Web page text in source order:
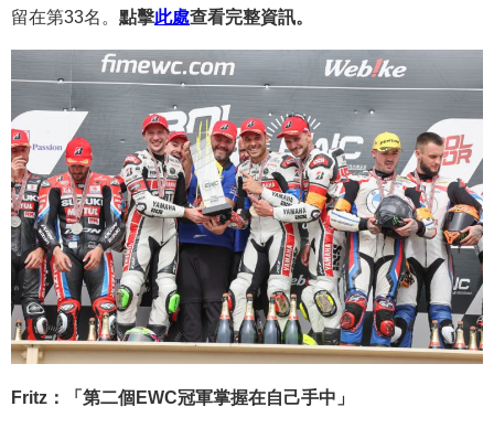
留在第33名。 點擊此處查看完整資訊。
Fritz：「第二個EWC冠軍掌握在自己手中」